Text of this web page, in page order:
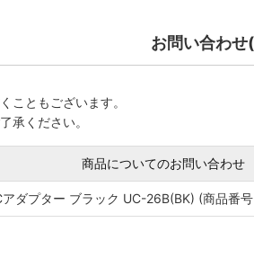
お問い合わ
こともございます。
承ください。
商品についてのお問い合わせ
アダプター ブラック UC-26B(BK) (商品